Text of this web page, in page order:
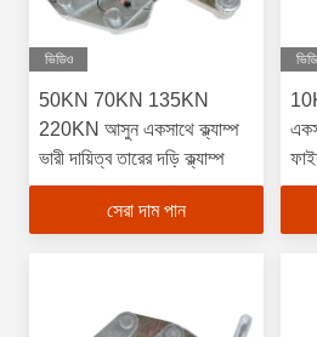
ভিডিও
50KN 70KN 135KN
220KN আসুন একসাথে ক্ল্যাম্প
ভারী দায়িত্ব তারের দড়ি ক্ল্যাম্প
সেরা দাম পান